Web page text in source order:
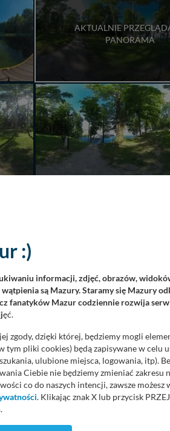
AKTUALNIE
PANORAMA
:)
informacji, zdjęć, obrazów,
są Mazury. Staramy się Mazury
fanatyków Mazur codziennie rozwija
ęć.
zgody, dzięki której, będziemy mogli
tym pliki cookies) będą zapisywane w celu
ulubione miejsca, logowania, itp).
Ciebie nie będziemy zmieniać zakresu
co do naszych intencji, zawsze możesz
. Klikając znak X lub przycisk